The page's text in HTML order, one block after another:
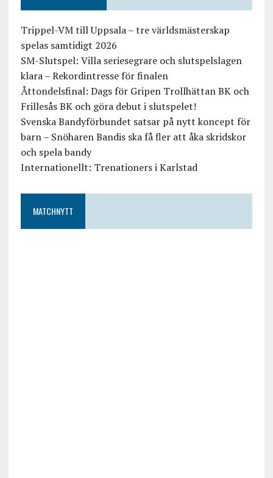
Trippel-VM till Uppsala – tre världsmästerskap
spelas samtidigt 2026
SM-Slutspel: Villa seriesegrare och slutspelslagen
klara – Rekordintresse för finalen
Åttondelsfinal: Dags för Gripen Trollhättan BK och
Frillesås BK och göra debut i slutspelet!
Svenska Bandyförbundet satsar på nytt koncept för
barn – Snöharen Bandis ska få fler att åka skridskor
och spela bandy
Internationellt: Trenationers i Karlstad
MATCHNYTT